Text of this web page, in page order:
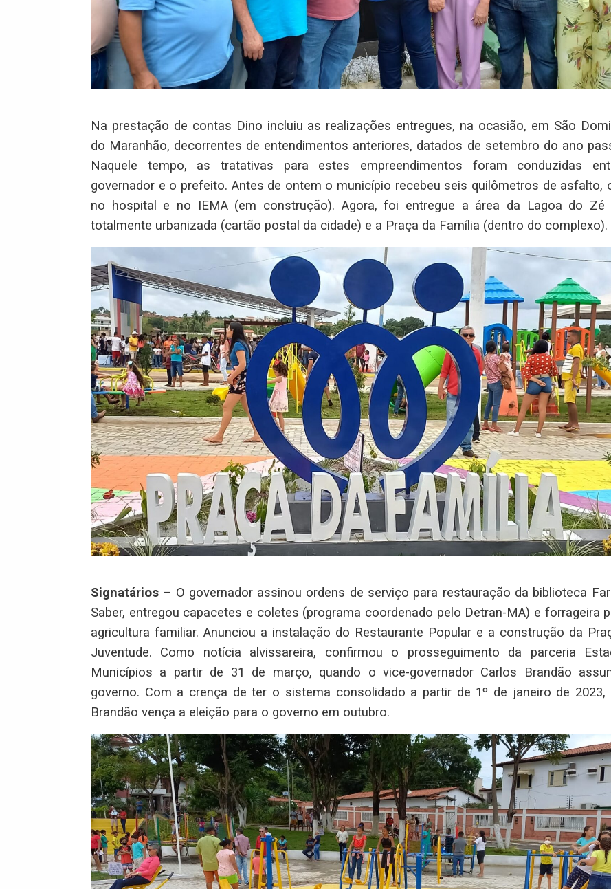
Na prestação de contas Dino incluiu as realizações entregues, na ocasião, em São
do Maranhão, decorrentes de entendimentos anteriores, datados de setembro do ano
Naquele tempo, as tratativas para estes empreendimentos foram conduzidas
governador e o prefeito. Antes de ontem o município recebeu seis quilômetros de asfalto,
no hospital e no IEMA (em construção). Agora, foi entregue a área da Lagoa do Zé
totalmente urbanizada (cartão postal da cidade) e a Praça da Família (dentro do complexo).
Signatários – O governador assinou ordens de serviço para restauração da biblioteca
Saber, entregou capacetes e coletes (programa coordenado pelo Detran-MA) e forrageira
agricultura familiar. Anunciou a instalação do Restaurante Popular e a construção da
Juventude. Como notícia alvissareira, confirmou o prosseguimento da parceria
Municípios a partir de 31 de março, quando o vice-governador Carlos Brandão
governo. Com a crença de ter o sistema consolidado a partir de 1º de janeiro de 2023,
Brandão vença a eleição para o governo em outubro.